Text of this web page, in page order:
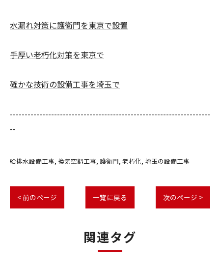
水漏れ対策に護衛門を東京で設置
手厚い老朽化対策を東京で
確かな技術の設備工事を埼玉で
--------------------------------------------------------------------
--
給排水設備工事 換気空調工事 護衛門 老朽化 埼玉の設備工事
< 前のページ 一覧に戻る 次のページ >
関連タグ